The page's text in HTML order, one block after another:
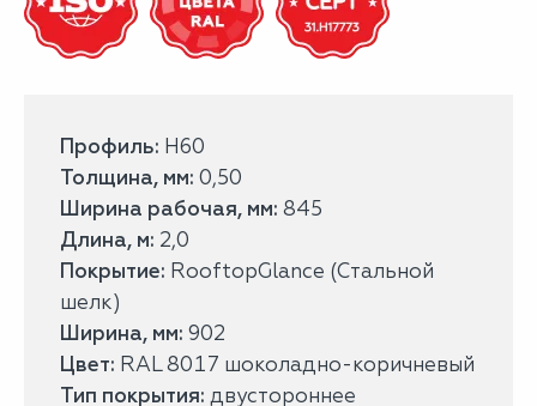
Профиль: H60
Толщина, мм: 0,50
Ширина рабочая, мм: 845
Длина, м: 2,0
Покрытие: RooftopGlance (Стальной
шелк)
Ширина, мм: 902
Цвет: RAL 8017 шоколадно-коричневый
Тип покрытия: двустороннее